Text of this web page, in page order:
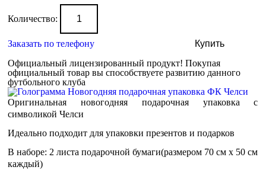
Количество:
Заказать по телефону
Купить
Официальный лицензированный продукт!Покупая
официальный товар вы способствуете развитию данного
футбольного клуба
Оригинальная новогодняя подарочная упаковка с
символикой Челси
Идеально подходит для упаковки презентов и подарков
В наборе: 2 листа подарочной бумаги(размером 70 см х 50 см
каждый)